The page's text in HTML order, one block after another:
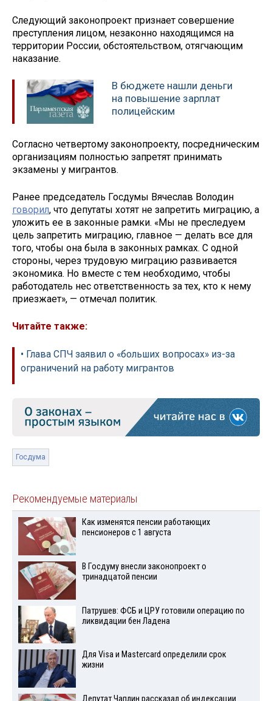
Следующий законопроект признает совершение
преступления лицом, незаконно находящимся на
территории России, обстоятельством, отягчающим
наказание.
В бюджете нашли деньги
на повышение зарплат
полицейским
Согласно четвертому законопроекту, посредническим
организациям полностью запретят принимать
экзамены у мигрантов.
Ранее председатель Госдумы Вячеслав Володин
говорил, что депутаты хотят не запретить миграцию, а
уложить ее в законные рамки. «Мы не преследуем
цель запретить миграцию, главное — делать все для
того, чтобы она была в законных рамках. С одной
стороны, через трудовую миграцию развивается
экономика. Но вместе с тем необходимо, чтобы
работодатель нес ответственность за тех, кто к нему
приезжает», — отмечал политик.
Читайте также:
• Глава СПЧ заявил о «больших вопросах» из-за
ограничений на работу мигрантов
Госдума
Рекомендуемые материалы
Как изменятся пенсии работающих
пенсионеров с 1 августа
В Госдуму внесли законопроект о
тринадцатой пенсии
Патрушев: ФСБ и ЦРУ готовили операцию по
ликвидации бен Ладена
Для Visа и Mastercard определили срок
жизни
Депутат Чаплин рассказал об индексации